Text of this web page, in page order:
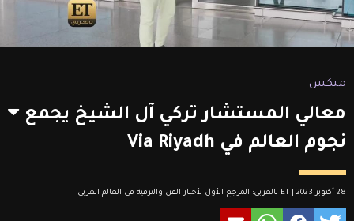
ميكس
معالي المستشار تركي آل الشيخ يجمع
نجوم العالم في Via Riyadh
28 أكتوبر 2023 | ET بالعربي: المرجع الأول لأخبار الفن والترفيه في العالم العربي